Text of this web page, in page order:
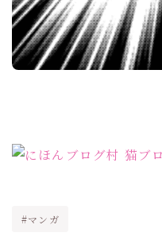
#マンガ